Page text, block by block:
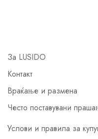
За LUSIDO
Контакт
Враќање и размена
Често поставувани
Услови и правила за